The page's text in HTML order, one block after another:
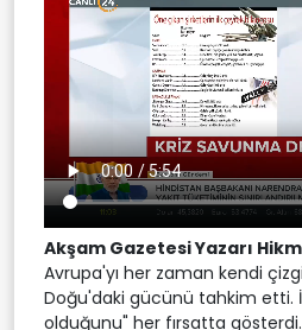
Akşam Gazetesi Yazarı
Avrupa'yı her zaman kendi
Doğu'daki gücünü tahkim etti.
olduğunu" her fırsatta gösterdi.